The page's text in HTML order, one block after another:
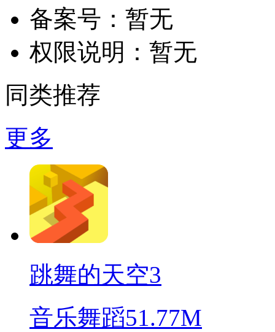
备案号： 暂无
权限说明： 暂无
同类推荐
更多
跳舞的天空3
音乐舞蹈51.77M